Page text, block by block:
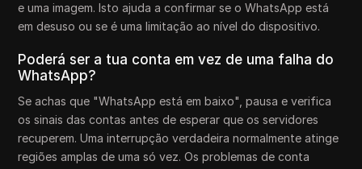
e uma imagem. Isto ajuda a confirmar se o WhatsApp está
em desuso ou se é uma limitação ao nível do dispositivo.
Poderá ser a tua conta em vez de uma falha do
WhatsApp?
Se achas que "WhatsApp está em baixo", pausa e verifica
os sinais das contas antes de esperar que os servidores
recuperem. Uma interrupção verdadeira normalmente atinge
regiões amplas de uma só vez. Os problemas de conta